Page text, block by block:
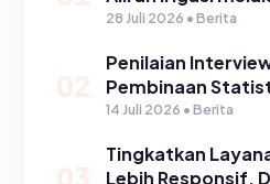
Program TIRTA
28 Juli 2026 • Berita
Penilaian
Pembinaan
Kabupaten
14 Juli 2026 • Berita
Tingkatkan
Lebih Responsif,